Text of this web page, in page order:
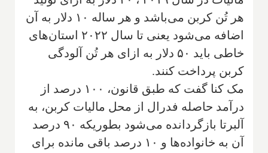
هر تُن کربن می‌باشد و هر ساله ۱۰ دلار به آن
اضافه می‌شود یعنی تا سال ۲۰۲۲ استان‌های
خاطی باید ۵۰ دلار به ازای هر تُن آلودگی
کربن پرداخت کنند.
مک کنا گفت که طبق قانون، ۱۰۰ درصد از
درآمد حاصله فدرال از محل مالیات کربن، به
آلبرتا بازگردانده می‌شود بطوریکه‌ ۹۰ درصد
آن به خانواده‌ها و ۱۰ درصد باقی مانده برای